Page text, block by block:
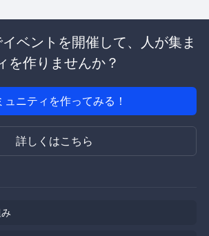
ベントを開催して、人が集ま
を作りませんか？
ュニティを作ってみる！
詳しくはこちら